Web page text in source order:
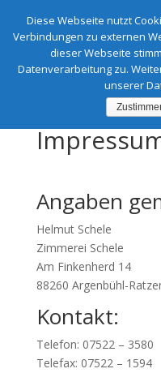
Angaben
Helmut Schele
Zimmerei Schele
Am Finkenherd 14
88260 Argenbühl-
Kontakt:
Telefon: 07522 – 3580
Telefax: 07522 – 1594
Diese Webseite nutzt
Verbindungen zu externen
dieser Webseite
Datenverarbeitung zu.
unserer